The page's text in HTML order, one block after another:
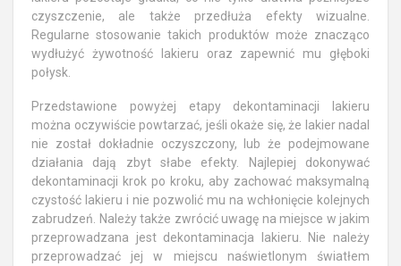
czyszczenie, ale także przedłuża efekty wizualne.
Regularne stosowanie takich produktów może znacząco
wydłużyć żywotność lakieru oraz zapewnić mu głęboki
połysk.
Przedstawione powyżej etapy dekontaminacji lakieru
można oczywiście powtarzać, jeśli okaże się, że lakier nadal
nie został dokładnie oczyszczony, lub że podejmowane
działania dają zbyt słabe efekty. Najlepiej dokonywać
dekontaminacji krok po kroku, aby zachować maksymalną
czystość lakieru i nie pozwolić mu na wchłonięcie kolejnych
zabrudzeń. Należy także zwrócić uwagę na miejsce w jakim
przeprowadzana jest dekontaminacja lakieru. Nie należy
przeprowadzać jej w miejscu naświetlonym światłem